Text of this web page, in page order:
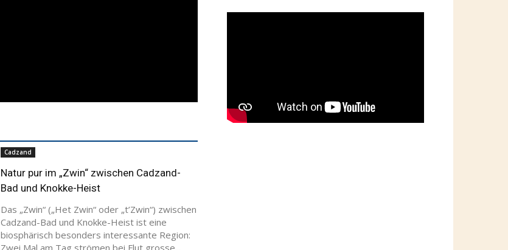
Cadzand
Natur pur im „Zwin“ zwischen Cadzand-
Bad und Knokke-Heist
Das „Zwin“ („Het Zwin“ oder „t’Zwin“) zwischen
Cadzand-Bad und Knokke-Heist ist eine
biosphärisch besonders interessante Region:
Zwei Mal am Tag strömen bei Flut grosse...